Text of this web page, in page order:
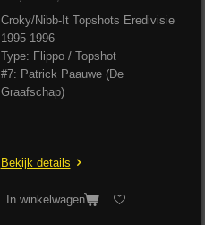
Croky/Nibb-It Topshots Eredivisie
1995-1996
Type: Flippo / Topshot
#7: Patrick Paauwe (De
Graafschap)
Bekijk details
In winkelwagen